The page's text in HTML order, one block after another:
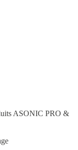
ASONIC PRO &